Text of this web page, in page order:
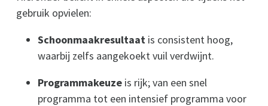
gebruik opvielen:
Schoonmaakresultaat is consistent hoog,
waarbij zelfs aangekoekt vuil verdwijnt.
Programmakeuze is rijk; van een snel
programma tot een intensief programma voor